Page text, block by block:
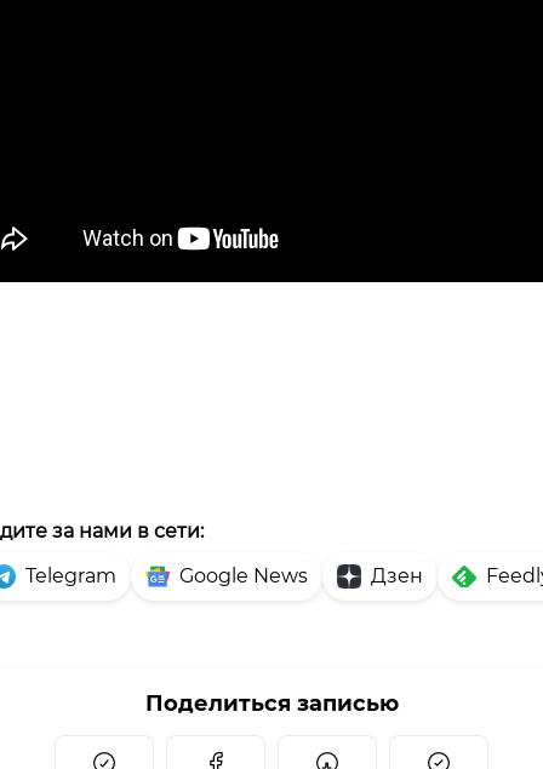
за нами в сети:
Telegram
Google News Дзен
Поделиться записью